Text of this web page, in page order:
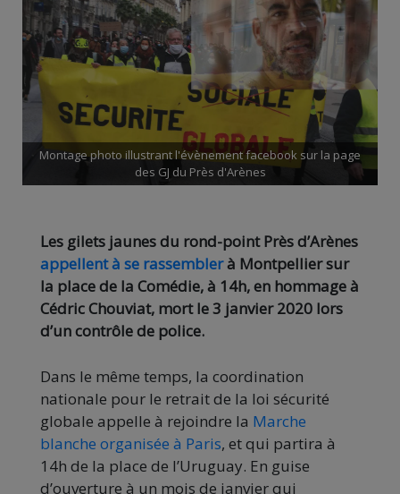
Montage photo illustrant l'évènement facebook sur la page
des GJ du Près d'Arènes
Les gilets jaunes du rond-point Près d’Arènes
appellent à se rassemblerà Montpellier sur
la place de la Comédie, à 14h, en hommage à
Cédric Chouviat, mort le 3 janvier 2020 lors
d’un contrôle de police.
Dans le même temps, la coordination
nationale pour le retrait de la loi sécurité
globale appelle à rejoindre la Marche
blanche organisée à Paris, et qui partira à
14h de la place de l’Uruguay. En guise
d’ouverture à un mois de janvier qui